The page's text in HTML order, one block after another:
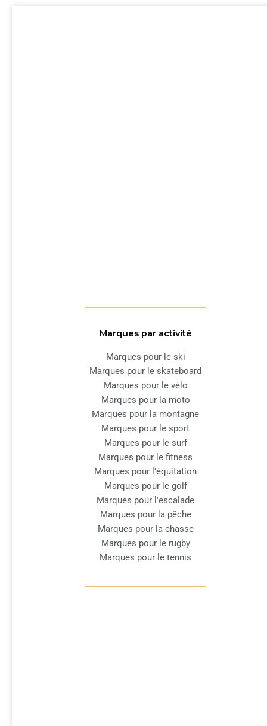
Marques par activité
Marques pour le ski
Marques pour le skateboard
Marques pour le vélo
Marques pour la moto
Marques pour la montagne
Marques pour le sport
Marques pour le surf
Marques pour le fitness
Marques pour l'équitation
Marques pour le golf
Marques pour l'escalade
Marques pour la pêche
Marques pour la chasse
Marques pour le rugby
Marques pour le tennis